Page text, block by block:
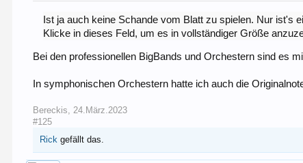
Ist ja auch keine Schande vom Blatt zu spielen. Nur ist's
Klicke in dieses Feld, um es in vollständiger Größe
Bei den professionellen BigBands und Orchestern sind es
In symphonischen Orchestern hatte ich auch die
Bereckis, 24.März.2023
#125
Rick gefällt das.